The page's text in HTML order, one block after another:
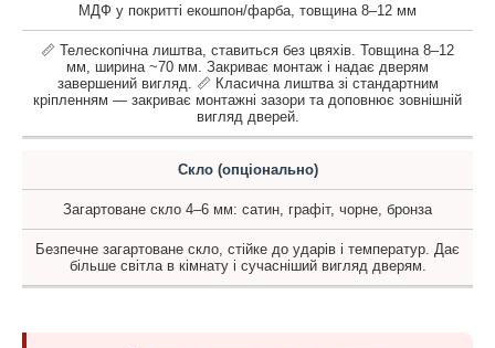
МДФ у покритті екошпон/фарба, товщина 8–12 мм
📏 Телескопічна лиштва, ставиться без цвяхів. Товщина 8–12
мм, ширина ~70 мм. Закриває монтаж і надає дверям
завершений вигляд. 📏 Класична лиштва зі стандартним
кріпленням — закриває монтажні зазори та доповнює зовнішній
вигляд дверей.
Скло (опціонально)
Загартоване скло 4–6 мм: сатин, графіт, чорне, бронза
Безпечне загартоване скло, стійке до ударів і температур. Дає
більше світла в кімнату і сучасніший вигляд дверям.